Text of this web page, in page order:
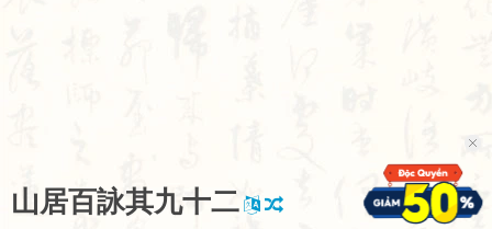
山居百詠其九十二